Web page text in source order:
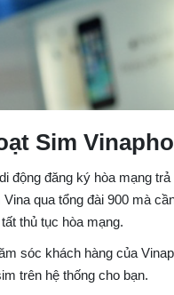
Sim
động đăng ký hòa mạng
qua tổng đài 900 mà
thủ tục hòa mạng.
sóc khách hàng của
trên hệ thống cho bạn.